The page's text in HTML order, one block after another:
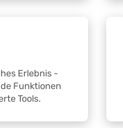
Erlebnis -
Funktionen
Tools.